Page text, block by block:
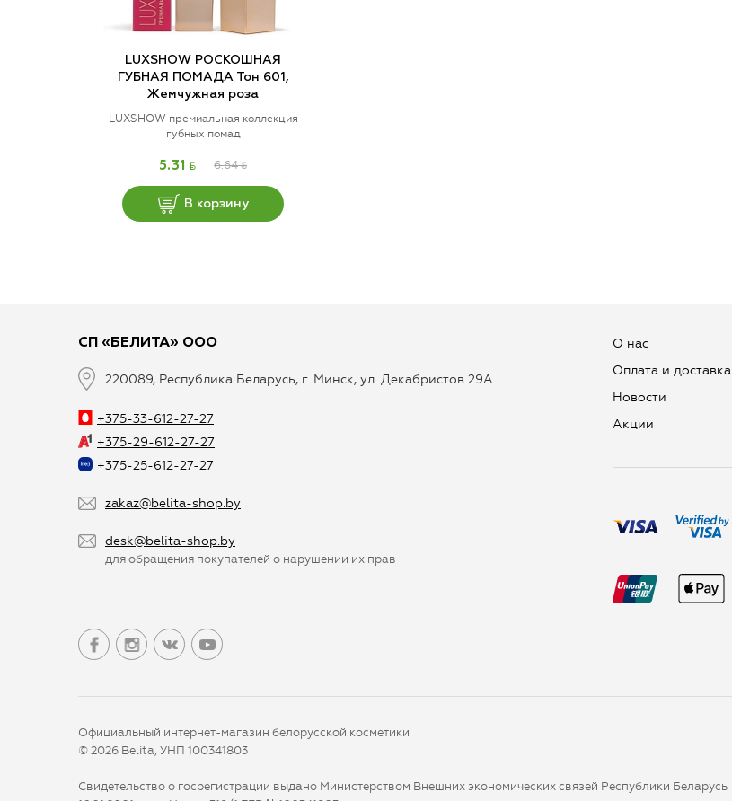
LUXSHOW РОСКОШНАЯ
ГУБНАЯ ПОМАДА Тон 601,
Жемчужная роза
LUXSHOW премиальная коллекция
губных помад
5.31 BYN 6.64BYN
В корзину
СП «БЕЛИТА» ООО
220089, Республика Беларусь, г. Минск, ул. Декабристов 29А
+375-33-612-27-27
+375-29-612-27-27
+375-25-612-27-27
zakaz@belita-shop.by
desk@belita-shop.by
для обращения покупателей о нарушении их прав
О нас
Оплата и доставка
Новости
Aкции
Официальный интернет-магазин белорусской косметики
© 2026 Belita, УНП 100341803
Свидетельство о госрегистрации выдано Министерством Внешних экономических связей Республики Беларусь